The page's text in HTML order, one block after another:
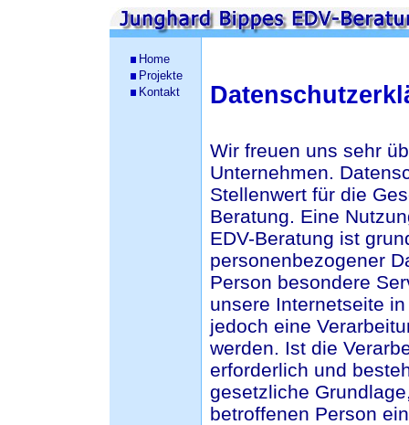
Home
Projekte
Kontakt
Wir freuen uns sehr
Unternehmen.
Stellenwert für die
Beratung. Eine
EDV-Beratung ist
personenbezogener
Person besondere
unsere Internetseite
jedoch eine
werden. Ist die
erforderlich und
gesetzliche
betroffenen Person